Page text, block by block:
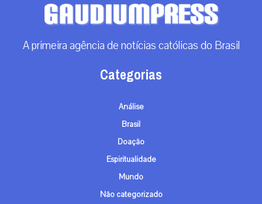
A primeira agência de notícias católicas do Brasil
Categorias
Análise
Brasil
Doação
Espiritualidade
Mundo
Não categorizado